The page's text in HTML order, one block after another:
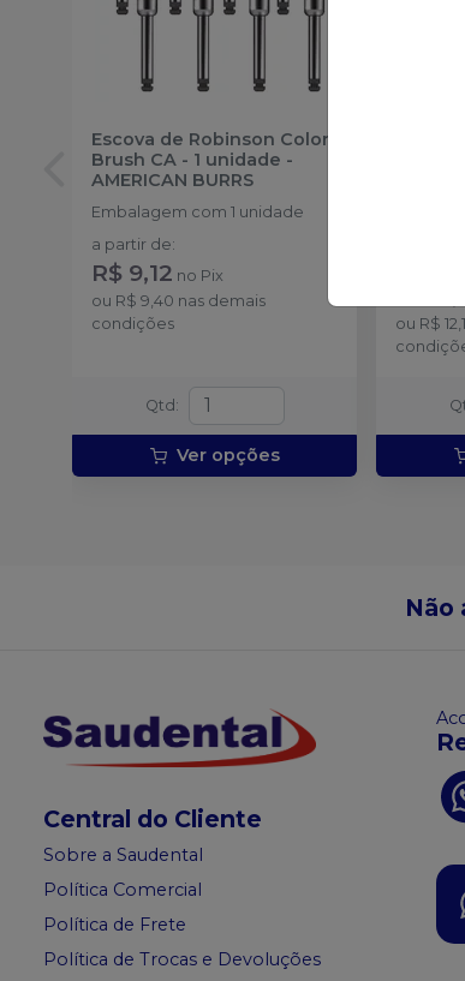
Escova de Robinson Color-
Brush CA - 1 unidade -
AMERICAN BURRS
Embalagem com 1 unidade
a partir de:
R$ 9,12 no Pix
ou R$ 9,40 nas demais
condições
Qtd :
Ver opções
ou R$
Não
Central do Cliente
Sobre a Saudental
Política Comercial
Política de Frete
Política de Trocas e Devoluções